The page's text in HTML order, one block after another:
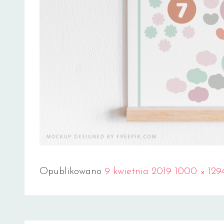
Opublikowano 9 kwietnia 2019 Full
1000 ×